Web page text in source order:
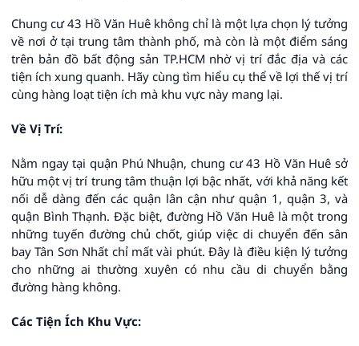
Chung cư 43 Hồ Văn Huê không chỉ là một lựa chọn lý tưởng
về nơi ở tại trung tâm thành phố, mà còn là một điểm sáng
trên bản đồ bất động sản TP.HCM nhờ vị trí đắc địa và các
tiện ích xung quanh. Hãy cùng tìm hiểu cụ thể về lợi thế vị trí
cùng hàng loạt tiện ích mà khu vực này mang lại.
Về Vị Trí:
Nằm ngay tại quận Phú Nhuận, chung cư 43 Hồ Văn Huê sở
hữu một vị trí trung tâm thuận lợi bậc nhất, với khả năng kết
nối dễ dàng đến các quận lân cận như quận 1, quận 3, và
quận Bình Thạnh. Đặc biệt, đường Hồ Văn Huê là một trong
những tuyến đường chủ chốt, giúp việc di chuyển đến sân
bay Tân Sơn Nhất chỉ mất vài phút. Đây là điều kiện lý tưởng
cho những ai thường xuyên có nhu cầu di chuyển bằng
đường hàng không.
Các Tiện Ích Khu Vực: